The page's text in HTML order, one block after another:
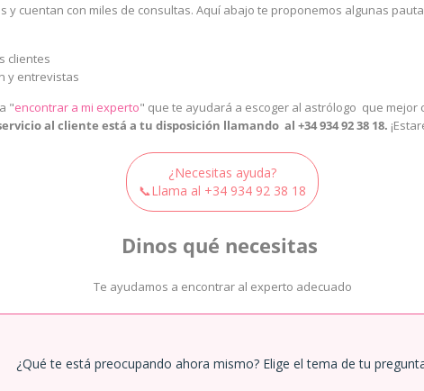
y cuentan con miles de consultas. Aquí abajo te proponemos algunas
clientes
y entrevistas
"encontrar a mi experto" que te ayudará a escoger al astrólogo que mejor
al cliente está a tu disposición llamando al +34 934 92 38 18.
¿Necesitas ayuda?
📞Llama al +34 934 92 38 18
Dinos qué necesitas
Te ayudamos a encontrar al experto adecuado
¿Qué te está preocupando ahora mismo? Elige el tema de tu